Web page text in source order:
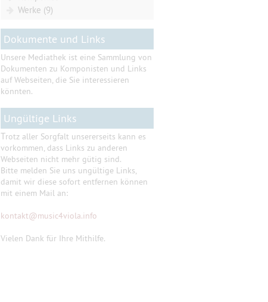
Werke (9)
Dokumente und Links
Unsere Mediathek ist eine Sammlung von
Dokumenten zu Komponisten und Links
auf Webseiten, die Sie interessieren
könnten.
Ungültige Links
Trotz aller Sorgfalt unsererseits kann es
vorkommen, dass Links zu anderen
Webseiten nicht mehr gütig sind.
Bitte melden Sie uns ungültige Links,
damit wir diese sofort entfernen können
mit einem Mail an:
kontakt@music4viola.info
Vielen Dank für Ihre Mithilfe.